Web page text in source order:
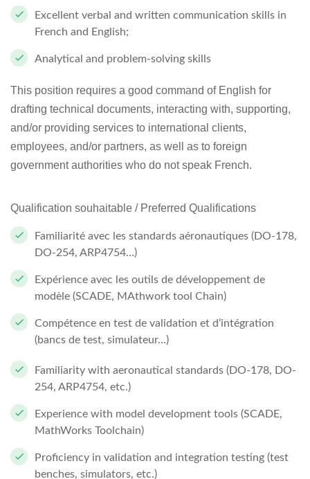
Excellent verbal and written communication skills in
French and English;
Analytical and problem-solving skills
This position requires a good command of English for
drafting technical documents, interacting with, supporting,
and/or providing services to international clients,
employees, and/or partners, as well as to foreign
government authorities who do not speak French.
Qualification souhaitable / Preferred Qualifications
Familiarité avec les standards aéronautiques (DO-178,
DO-254, ARP4754…)
Expérience avec les outils de développement de
modèle (SCADE, MAthwork tool Chain)
Compétence en test de validation et d’intégration
(bancs de test, simulateur…)
Familiarity with aeronautical standards (DO-178, DO-
254, ARP4754, etc.)
Experience with model development tools (SCADE,
MathWorks Toolchain)
Proficiency in validation and integration testing (test
benches, simulators, etc.)